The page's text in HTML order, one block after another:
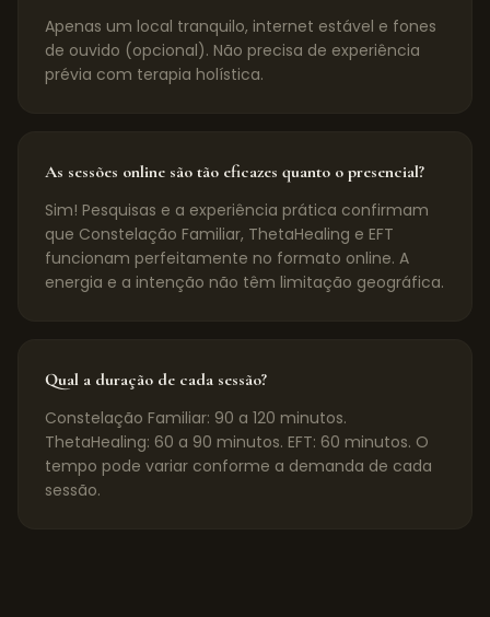
Apenas um local tranquilo, internet estável e fones
de ouvido (opcional). Não precisa de experiência
prévia com terapia holística.
As sessões online são tão eficazes quanto o presencial?
Sim! Pesquisas e a experiência prática confirmam
que Constelação Familiar, ThetaHealing e EFT
funcionam perfeitamente no formato online. A
energia e a intenção não têm limitação geográfica.
Qual a duração de cada sessão?
Constelação Familiar: 90 a 120 minutos.
ThetaHealing: 60 a 90 minutos. EFT: 60 minutos. O
tempo pode variar conforme a demanda de cada
sessão.